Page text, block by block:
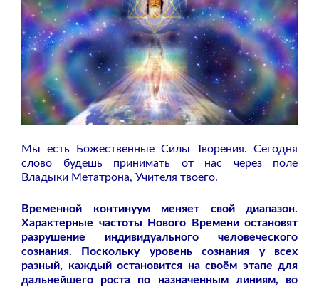
Мы есть Божественные Силы Творения. Сегодня
слово будешь принимать от нас через поле
Владыки Метатрона, Учителя твоего.
Временной континуум меняет свой диапазон.
Характерные частоты Нового Времени остановят
разрушение индивидуального человеческого
сознания. Поскольку уровень сознания у всех
разный, каждый остановится на своём этапе для
дальнейшего роста по назначенным линиям, во